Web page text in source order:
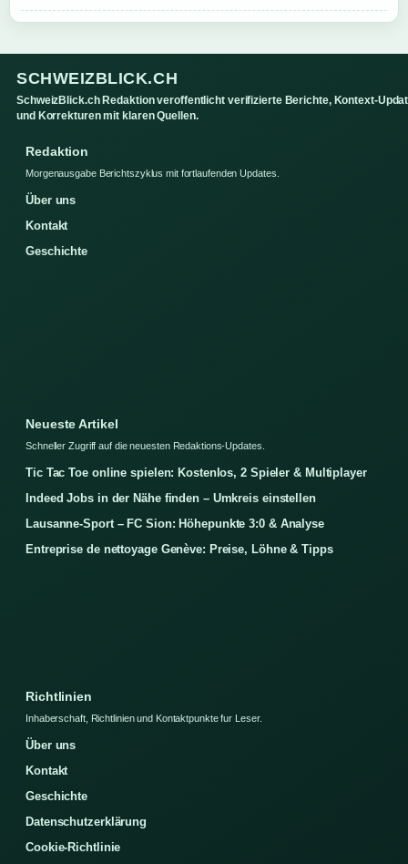
SCHWEIZBLICK.CH
SchweizBlick.ch Redaktion veroffentlicht verifizierte Berichte, Kontext-
und Korrekturen mit klaren Quellen.
Redaktion
Morgenausgabe Berichtszyklus mit fortlaufenden Updates.
Über uns
Kontakt
Geschichte
Neueste Artikel
Schneller Zugriff auf die neuesten Redaktions-Updates.
Tic Tac Toe online spielen: Kostenlos, 2 Spieler & Multiplayer
Indeed Jobs in der Nähe finden – Umkreis einstellen
Lausanne-Sport – FC Sion: Höhepunkte 3:0 & Analyse
Entreprise de nettoyage Genève: Preise, Löhne & Tipps
Richtlinien
Inhaberschaft, Richtlinien und Kontaktpunkte fur Leser.
Über uns
Kontakt
Geschichte
Datenschutzerklärung
Cookie-Richtlinie